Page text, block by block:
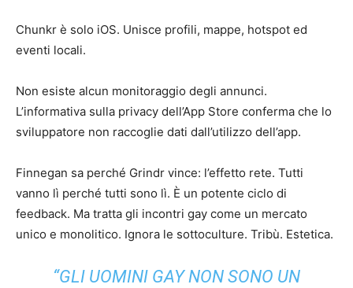
Chunkr è solo iOS. Unisce profili, mappe, hotspot ed
eventi locali.
Non esiste alcun monitoraggio degli annunci.
L’informativa sulla privacy dell’App Store conferma che lo
sviluppatore non raccoglie dati dall’utilizzo dell’app.
Finnegan sa perché Grindr vince: l’effetto rete. Tutti
vanno lì perché tutti sono lì. È un potente ciclo di
feedback. Ma tratta gli incontri gay come un mercato
unico e monolitico. Ignora le sottoculture. Tribù. Estetica.
“GLI UOMINI GAY NON SONO UN